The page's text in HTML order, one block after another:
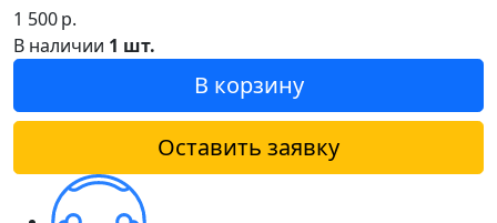
1 500р.
В наличии 1 шт.
В корзину
Оставить заявку